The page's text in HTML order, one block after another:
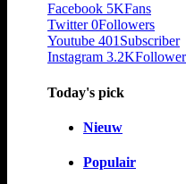
Facebook 5KFans
Twitter 0Followers
Youtube 401Subscriber
Instagram 3.2K
Today's pick
Nieuw
Populair